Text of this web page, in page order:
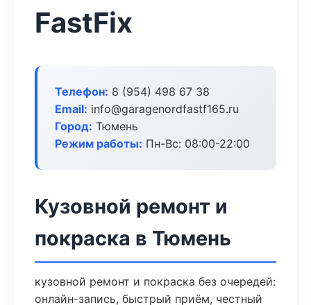
FastFix
Телефон: 8 (954) 498 67 38
Email: info@garagenordfastf165.ru
Город: Тюмень
Режим работы: Пн-Вс: 08:00-22:00
Кузовной ремонт и
покраска в Тюмень
кузовной ремонт и покраска без очередей:
онлайн-запись, быстрый приём, честный